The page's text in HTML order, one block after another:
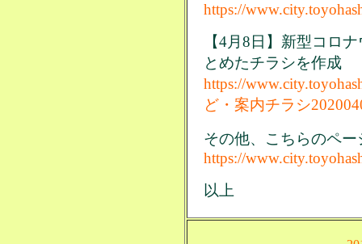
https://
【4月8日】新型コロ
とめたチラシを作成
https://
ど・案内チラシ
その他、こちらのペ
https://
以上